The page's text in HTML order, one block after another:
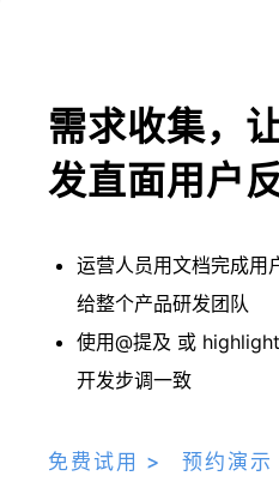
需求收集，
发直面用户
运营人员用文档完成用
给整个产品研发团队
使用@提及 或
开发步调一致
免费试用 > 预约演示